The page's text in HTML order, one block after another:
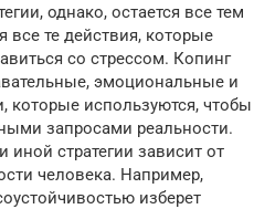
однако, остается все тем
те действия, которые
со стрессом. Копинг
эмоциональные и
которые используются, чтобы
запросами реальности.
стратегии зависит от
человека. Например,
изберет